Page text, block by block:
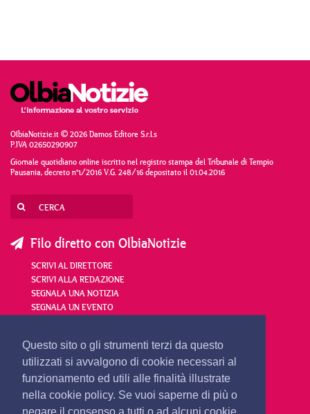
Questo sito o gli strumenti terzi da questo
utilizzati si avvalgono di cookie necessari al
funzionamento ed utili alle finalità illustrate
nella cookie policy. Se vuoi saperne di più o
OlbiaNotizie.it © 2026 Damos Editore S.r.l.s
P.IVA 02650290907
Giornale quotidiano online iscritto nel registro stampa del Tribunale di Tempio
Pausania, decreto n°1/2016 V.G. 248/16 depositato il 01.04.2016
Filo diretto con OlbiaNotizie
SCRIVI AL DIRETTORE
SCRIVI ALLA REDAZIONE
SEGNALA UNA NOTIZIA
SEGNALA UN EVENTO
redazione@olbianotizie.it